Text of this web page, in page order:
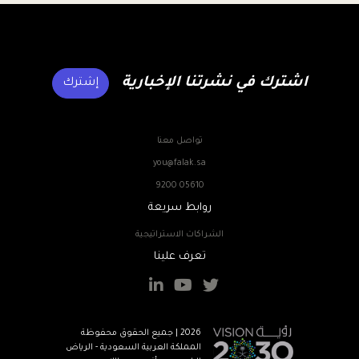
اشترك في نشرتنا الإخبارية إشترك
تواصل معنا
you@falak.sa
9200 05610
روابط سريعة
الشراكات الاستراتيجية
تعرف علينا
2026 | جميع الحقوق محفوظة
المملكة العربية السعودية - الرياض